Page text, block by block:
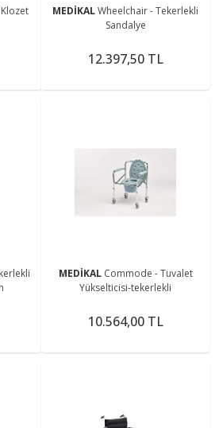
MEDİKALWheelchair - Tekerlekli
Sandalye
12.397,50 TL
MEDİKAL Commode - Tuvalet
Yükselticisi-tekerlekli
10.564,00 TL